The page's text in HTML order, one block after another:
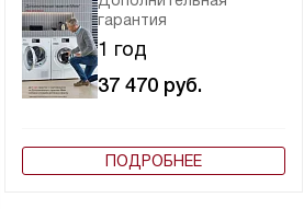
гарантия
1 год
37 470 руб.
ПОДРОБНЕЕ